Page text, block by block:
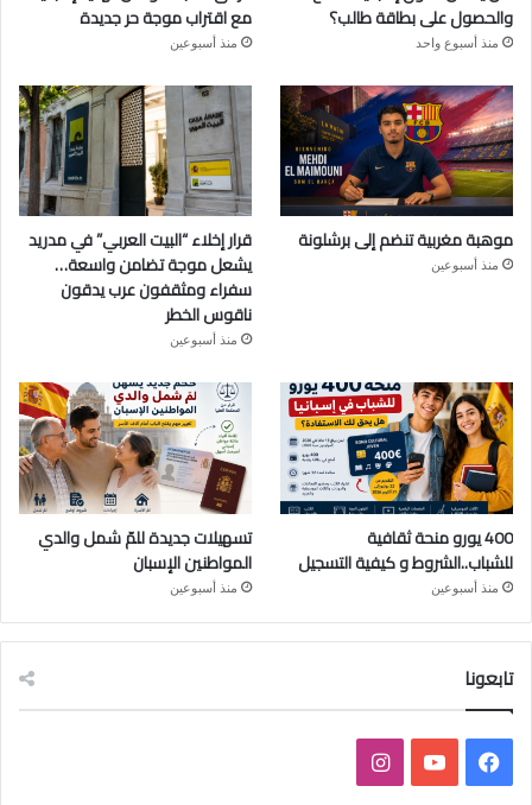
والحصول على بطاقة طالب؟
منذ أسبوع واحد
مع اقتراب موجة حر جديدة
منذ أسبوعين
موهبة مغربية تنضم إلى برشلونة
منذ أسبوعين
قرار إخلاء “البيت العربي” في مدريد
يشعل موجة تضامن واسعة…
سفراء ومثقفون عرب يدقون
ناقوس الخطر
منذ أسبوعين
400 يورو منحة ثقافية
للشباب..الشروط و كيفية التسجيل
منذ أسبوعين
تسهيلات جديدة للمّ شمل والدي
المواطنين الإسبان
منذ أسبوعين
تابعونا